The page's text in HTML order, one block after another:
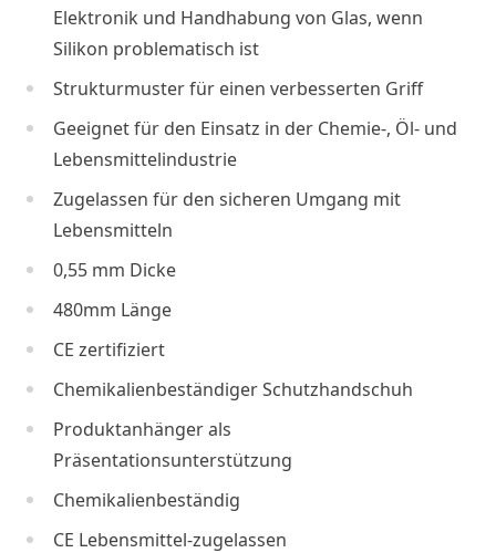
Elektronik und Handhabung von Glas, wenn
Silikon problematisch ist
Strukturmuster für einen verbesserten Griff
Geeignet für den Einsatz in der Chemie-, Öl- und
Lebensmittelindustrie
Zugelassen für den sicheren Umgang mit
Lebensmitteln
0,55 mm Dicke
480mm Länge
CE zertifiziert
Chemikalienbeständiger Schutzhandschuh
Produktanhänger als
Präsentationsunterstützung
Chemikalienbeständig
CE Lebensmittel-zugelassen